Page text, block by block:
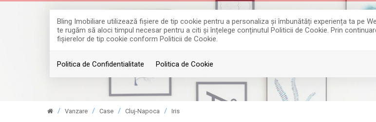
Bling Imobiliare utilizează fişiere de tip cookie pentru a personaliza și îmbunătăți experiența ta pe
te rugăm să aloci timpul necesar pentru a citi și înțelege conținutul Politicii de Cookie. Prin
fişierelor de tip cookie conform Politicii de Cookie.
Politica de Confidentialitate Politica de Cookie
Vanzare Case Cluj-Napoca Iris